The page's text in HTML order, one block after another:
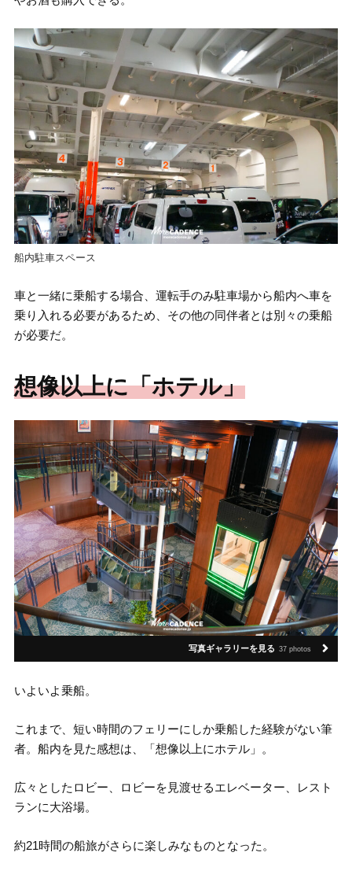
船内駐車スペース
車と一緒に乗船する場合、運転手のみ駐車場から船内へ車を
乗り入れる必要があるため、その他の同伴者とは別々の乗船
が必要だ。
想像以上に「ホテル」
写真ギャラリーを見る 37 photos
いよいよ乗船。
これまで、短い時間のフェリーにしか乗船した経験がない筆
者。船内を見た感想は、「想像以上にホテル」。
広々としたロビー、ロビーを見渡せるエレベーター、レスト
ランに大浴場。
約21時間の船旅がさらに楽しみなものとなった。